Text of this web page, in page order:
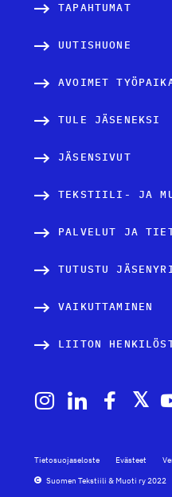
TAPAHTUMAT
UUTISHUONE
AVOIMET
TULE JÄSENEKSI
JÄSENSIVUT
TEKSTIILI- JA
PALVELUT JA
TUTUSTU
VAIKUTTAMINEN
LIITON
Tietosuojaseloste Evästeet
Suomen Tekstiili & Muoti ry 2022